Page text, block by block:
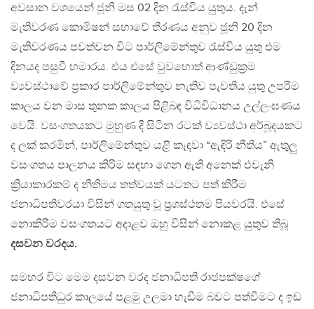
අවසාන වශයෙන් ජූනි මස 02 දින රැස්විය යුතුය. දැන්
මැතිවරණ කොමිෂන් සභාවේ තීරණය අනුව ජූනි 20 දින
මැතිවරණය පවත්වන විට පාර්ලිමේන්තුව රැස්විය යුතු එම
දිනයද පසුවී හමාරය. එය එසේ වුවහොත් ආණ්ඩුක්‍රම
ව්‍යවස්ථාවේ ප්‍රකාර පාර්ලිමේන්තුව නැතිව පැවතිය යුතු උපරිම
කාලය වන මාස තුනක කාලය පිළිබඳ විධිවිධානය උල්ලංඝණය
වෙයි. වසංගතයකට මුහුණ දී සිටින රටක් ව්‍යවස්ථා අර්බූදයකට
ද ලක් කරමින්, පාර්ලිමේන්තුව යළි කැඳවා “ඇඳිරි නීතිය” ඇතුලු
වසංගතය පාලනය කිරිම සඳහා ගෙන ඇති අනෙක් එවැනි
ක්‍රියාකාරකම් ද නීතිමය තත්වයක් යටතට පත් කිරීම
ජනාධිපතිවරයා විසින් ගතයුතු වූ ප්‍රශස්ථතම පියවරයි. එසේ
නොකිරීම වසංගතයට අදාළව ඔහු විසින් නොකළ යුතුව තිබූ
දසවන වරදය.
සමහර විට මෙම දසවන වරද ජනාධිපති රාජපක්ෂගේ
ජනාධිපතිධුර කාලයේ පළමු උලමා හැඩීම බවට පත්වීමට ද ඉඩ